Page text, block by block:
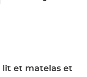
lit et matelas et